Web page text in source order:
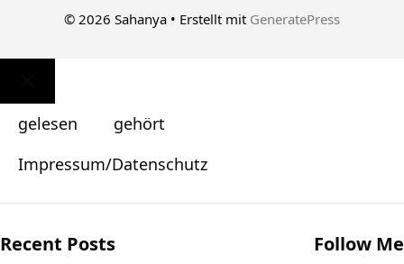
© 2026 Sahanya • Erstellt mit GeneratePress
Schließen
gelesen
gehört
Impressum/Datenschutz
Recent Posts Follow Me